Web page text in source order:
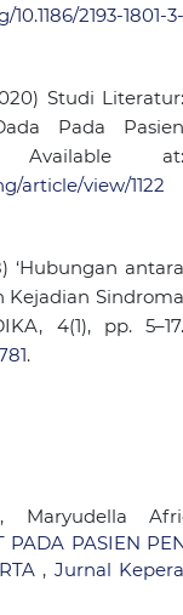
2193-1801-3-
Studi
Pada Pasien
Available at:
article/view/1122
‘Hubungan antara
Kejadian Sindroma
4(1), pp. 5–17.
.
Maryudella
PASIEN
, Jurnal